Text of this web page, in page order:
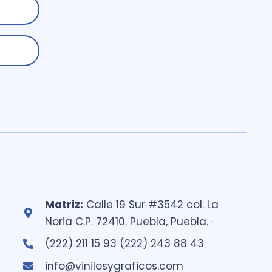
Matriz: Calle 19 Sur #3542 col. La
Noria C.P. 72410. Puebla, Puebla. ·
(222) 211 15 93 (222) 243 88 43
info@vinilosygraficos.com